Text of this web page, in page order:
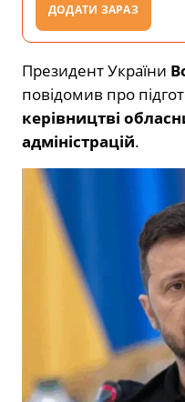
ДОДАТИ ЗАРАЗ
Президент України
повідомив про
керівництві
адміністрацій.